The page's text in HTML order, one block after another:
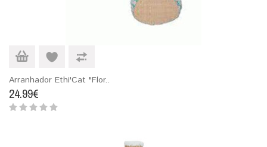
Arranhador Ethi'Cat "Flor..
24.99€